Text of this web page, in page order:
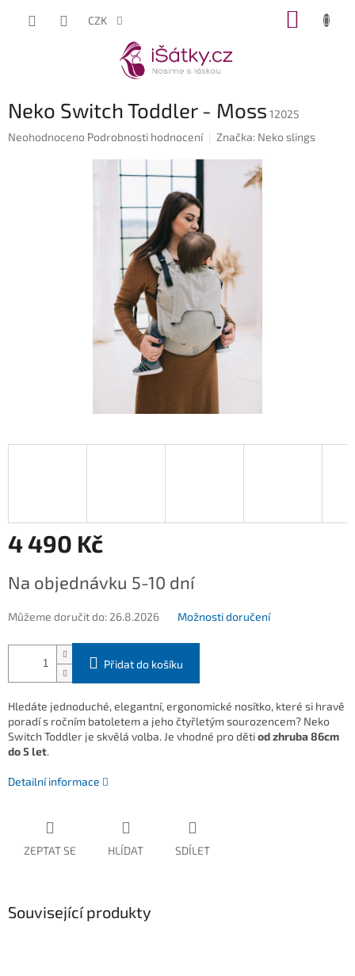
CZK
Neko Switch Toddler - Moss 12025
Průměrné
Neohodnoceno Podrobnosti hodnocení Značka: Neko slings
4 490 Kč
cena:
Na objednávku 5-10 dní
Můžeme doručit do: 26.8.2026 Možnosti doručení
Přidat do košíku
Hledáte jednoduché, elegantní, ergonomické nosítko, které si hravě
poradí s ročním batoletem a jeho čtyřletým sourozencem? Neko
Switch Toddler je skvělá volba. Je vhodné pro dětiod zhruba 86cm
do 5 let.
Detailní informace
ZEPTAT SE HLÍDAT SDÍLET
Související produkty